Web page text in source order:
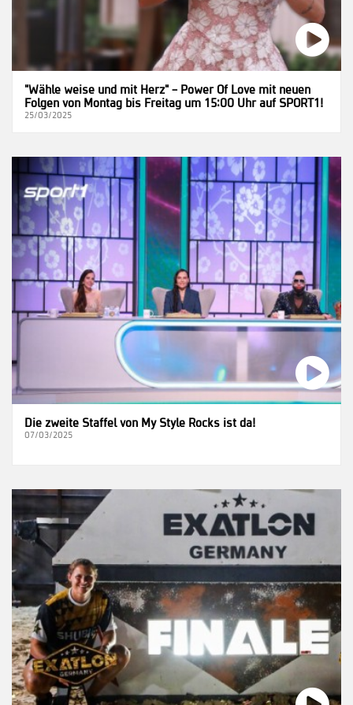
"Wähle weise und mit Herz" – Power Of Love mit neuen
Folgen von Montag bis Freitag um 15:00 Uhr auf SPORT1!
25/03/2025
Die zweite Staffel von My Style Rocks ist da!
07/03/2025